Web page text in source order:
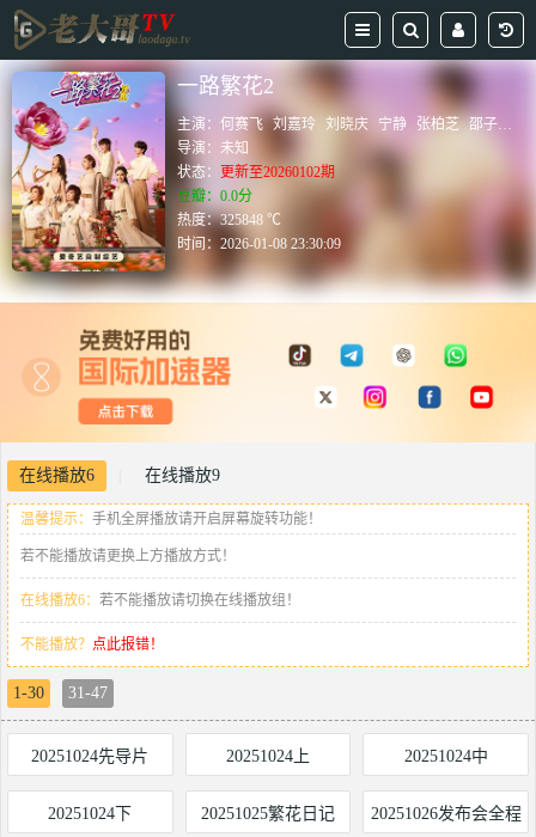
一路繁花2
主演：何赛飞 刘嘉玲 刘晓庆 宁静 张柏芝 邵子恒
导演：未知
状态： 更新至20260102期
豆瓣：0.0分
热度：325848 ℃
时间：2026-01-08 23:30:09
在线播放6 在线播放9
温馨提示： 手机全屏播放请开启屏幕旋转功能！
若不能播放请更换上方播放方式！
在线播放6： 若不能播放请切换在线播放组！
不能播放？ 点此报错！
1-30 31-47
20251024先导片 20251024上 20251024中
20251024下 20251025繁花日记 20251026发布会全程